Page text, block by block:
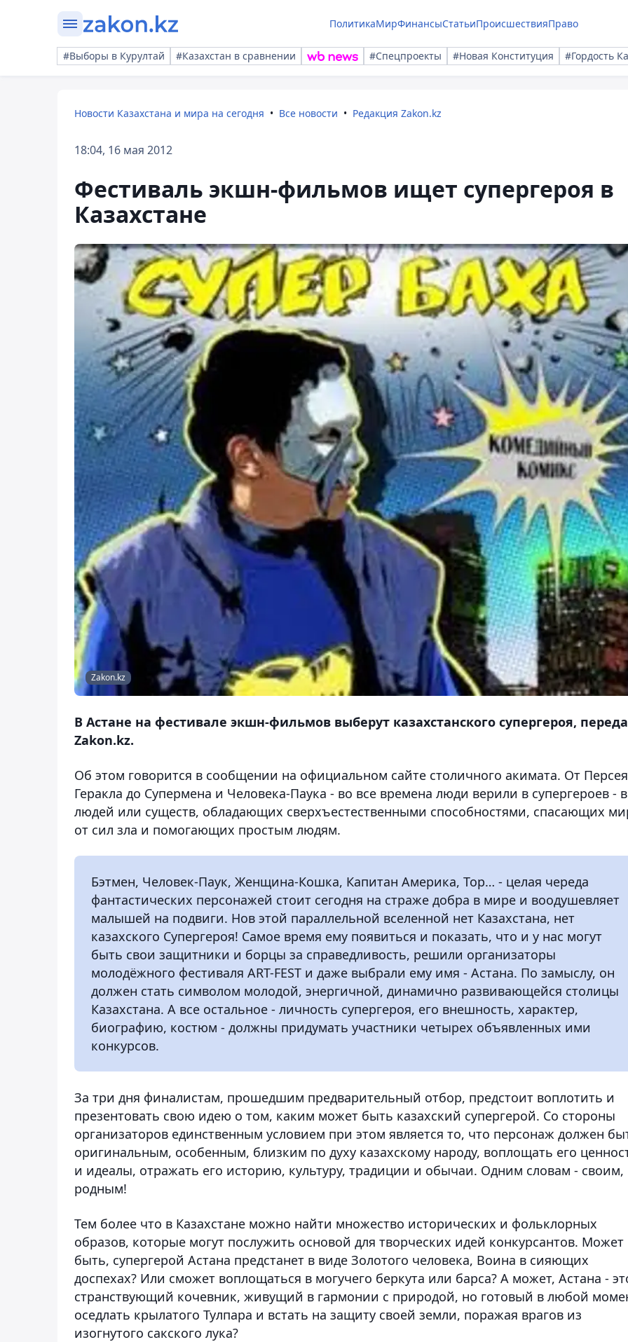
ПолитикаМирФинансыСтатьиПроисшествияПраво
#Выборы в Курултай #Казахстан в сравнении #Спецпроекты #Новая Конституция #Гордость
Новости Казахстана и мира на сегодня Все новости Редакция Zakon.kz
18:04, 16 мая 2012
Фестиваль экшн-фильмов ищет супергероя в
Казахстане
Zakon.kz
В Астане на фестивале экшн-фильмов выберут казахстанского супергероя,
Zakon.kz.
Об этом говорится в сообщении на официальном сайте столичного акимата. От
Геракла до Супермена и Человека-Паука - во все времена люди верили в супергероев - в
людей или существ, обладающих сверхъестественными способностями, спасающих
от сил зла и помогающих простым людям.
Бэтмен, Человек-Паук, Женщина-Кошка, Капитан Америка, Тор… - целая череда
фантастических персонажей стоит сегодня на страже добра в мире и воодушевляет
малышей на подвиги. Нов этой параллельной вселенной нет Казахстана, нет
казахского Супергероя! Самое время ему появиться и показать, что и у нас могут
быть свои защитники и борцы за справедливость, решили организаторы
молодёжного фестиваля ART-FEST и даже выбрали ему имя - Астана. По замыслу, он
должен стать символом молодой, энергичной, динамично развивающейся столицы
Казахстана. А все остальное - личность супергероя, его внешность, характер,
биографию, костюм - должны придумать участники четырех объявленных ими
конкурсов.
За три дня финалистам, прошедшим предварительный отбор, предстоит воплотить и
презентовать свою идею о том, каким может быть казахский супергерой. Со стороны
организаторов единственным условием при этом является то, что персонаж должен
оригинальным, особенным, близким по духу казахскому народу, воплощать его
и идеалы, отражать его историю, культуру, традиции и обычаи. Одним словам - своим,
родным!
Тем более что в Казахстане можно найти множество исторических и фольклорных
образов, которые могут послужить основой для творческих идей конкурсантов. Может
быть, супергерой Астана предстанет в виде Золотого человека, Воина в сияющих
доспехах? Или сможет воплощаться в могучего беркута или барса? А может, Астана -
странствующий кочевник, живущий в гармонии с природой, но готовый в любой
оседлать крылатого Тулпара и встать на защиту своей земли, поражая врагов из
изогнутого сакского лука?